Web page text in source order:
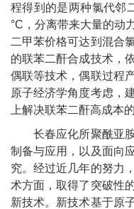
程得到的是两种氯代邻
°C ，分离带来大量的动
二甲苯价格可达到混合
的联苯二酐合成技术，
偶联等技术，偶联过程
原子经济学角度考虑，
上解决联苯二酐高成本
长春应化所聚酰亚
制备与应用，以及面向
究。经过近几年的努力
术方面，取得了突破性
新技术。新技术基于原